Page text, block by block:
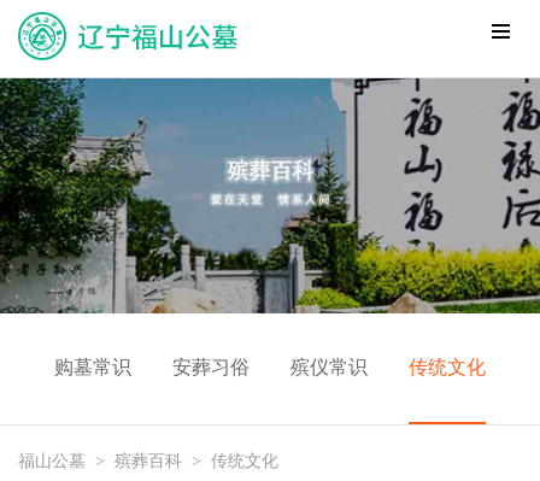
购墓常识 安葬习俗 殡仪常识 传统文化
福山公墓 > 殡葬百科 > 传统文化